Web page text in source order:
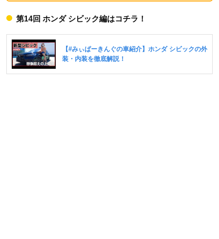
第14回 ホンダ シビック編はコチラ！